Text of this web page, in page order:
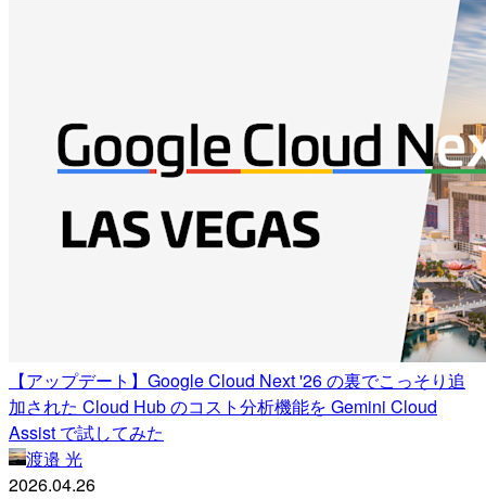
【アップデート】Google Cloud Next '26 の裏でこっそり追
加された Cloud Hub のコスト分析機能を Gemini Cloud
Assist で試してみた
渡邉 光
2026.04.26